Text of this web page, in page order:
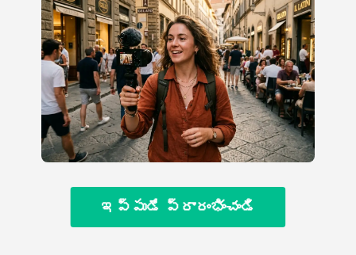
ఇప్పుడే ప్రారంభించండి